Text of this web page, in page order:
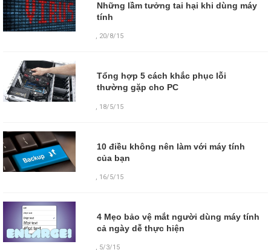
Những lầm tưởng tai hại khi dùng máy
tính
, 20/8/15
Tổng hợp 5 cách khắc phục lỗi
thường gặp cho PC
18/5/15
10 điều không nên làm với máy tính
của bạn
, 16/5/15
4 Mẹo bảo vệ mắt người dùng máy tính
cả ngày dễ thực hiện
, 5/3/15